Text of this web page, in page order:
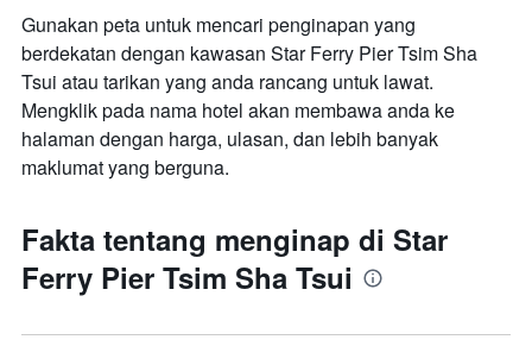
Gunakan peta untuk mencari penginapan yang
berdekatan dengan kawasan Star Ferry Pier Tsim Sha
Tsui atau tarikan yang anda rancang untuk lawat.
Mengklik pada nama hotel akan membawa anda ke
halaman dengan harga, ulasan, dan lebih banyak
maklumat yang berguna.
Fakta tentang menginap di Star
Ferry Pier Tsim Sha Tsui